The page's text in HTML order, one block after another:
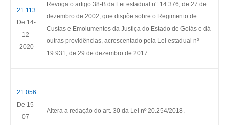
21.113
De 14-
12-
2020
Revoga o artigo 38-B da Lei estadual n° 14.376, de 27 de
dezembro de 2002, que dispõe sobre o Regimento de
Custas e Emolumentos da Justiça do Estado de Goiás e dá
outras providências, acrescentado pela Lei estadual nº
19.931, de 29 de dezembro de 2017.
21.056
De 15-
07-
Altera a redação do art. 30 da Lei nº 20.254/2018.